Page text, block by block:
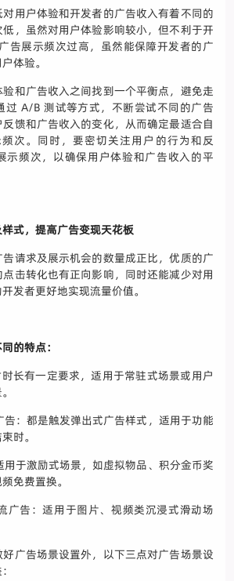
用户体验和开发者的广告收入有着不同的
，虽然对用户体验影响较小，但不利于开
告展示频次过高，虽然能保障开发者的广
体验。
和广告收入之间找到一个平衡点，避免走
过 A/B 测试等方式，不断尝试不同的广告
馈和广告收入的变化，从而确定最适合自
次。同时，要密切关注用户的行为和反
示频次，以确保用户体验和广告收入的平
式，提高广告变现天花板
请求及展示机会的数量成正比，优质的广
击转化也有正向影响，同时还能减少对用
发者更好地实现流量价值。
的特点：
长有一定要求，适用于常驻式场景或用户
：都是触发弹出式广告样式，适用于功能
时。
于激励式场景，如虚拟物品、积分金币奖
免费置换。
广告：适用于图片、视频类沉浸式滑动场
广告场景设置外，以下三点对广告场景设